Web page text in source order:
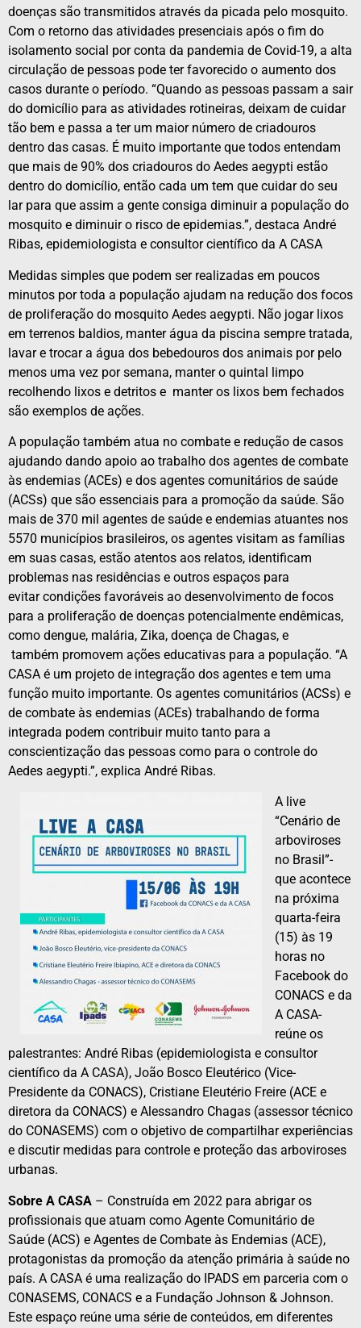
doenças são transmitidos através da picada pelo mosquito.
Com o retorno das atividades presenciais após o fim do
isolamento social por conta da pandemia de Covid-19, a alta
circulação de pessoas pode ter favorecido o aumento dos
casos durante o período. “Quando as pessoas passam a sair
do domicílio para as atividades rotineiras, deixam de cuidar
tão bem e passa a ter um maior número de criadouros
dentro das casas. É muito importante que todos entendam
que mais de 90% dos criadouros do Aedes aegypti estão
dentro do domicílio, então cada um tem que cuidar do seu
lar para que assim a gente consiga diminuir a população do
mosquito e diminuir o risco de epidemias.”, destaca André
Ribas, epidemiologista e consultor científico da A CASA
Medidas simples que podem ser realizadas em poucos
minutos por toda a população ajudam na redução dos focos
de proliferação do mosquito Aedes aegypti. Não jogar lixos
em terrenos baldios, manter água da piscina sempre tratada,
lavar e trocar a água dos bebedouros dos animais por pelo
menos uma vez por semana, manter o quintal limpo
recolhendo lixos e detritos e manter os lixos bem fechados
são exemplos de ações.
A população também atua no combate e redução de casos
ajudando dando apoio ao trabalho dos agentes de combate
às endemias (ACEs) e dos agentes comunitários de saúde
(ACSs) que são essenciais para a promoção da saúde. São
mais de 370 mil agentes de saúde e endemias atuantes nos
5570 municípios brasileiros, os agentes visitam as famílias
em suas casas, estão atentos aos relatos, identificam
problemas nas residências e outros espaços para
evitar condições favoráveis ao desenvolvimento de focos
para a proliferação de doenças potencialmente endêmicas,
como dengue, malária, Zika, doença de Chagas, e
também promovem ações educativas para a população. “A
CASA é um projeto de integração dos agentes e tem uma
função muito importante. Os agentes comunitários (ACSs) e
de combate às endemias (ACEs) trabalhando de forma
integrada podem contribuir muito tanto para a
conscientização das pessoas como para o controle do
Aedes aegypti.”, explica André Ribas.
A live
“Cenário de
arboviroses
no Brasil”-
que acontece
na próxima
quarta-feira
(15) às 19
horas no
Facebook do
CONACS e da
A CASA-
reúne os
palestrantes: André Ribas (epidemiologista e consultor
científico da A CASA), João Bosco Eleutérico (Vice-
Presidente da CONACS), Cristiane Eleutério Freire (ACE e
diretora da CONACS) e Alessandro Chagas (assessor técnico
do CONASEMS) com o objetivo de compartilhar experiências
e discutir medidas para controle e proteção das arboviroses
urbanas.
Sobre A CASA – Construída em 2022 para abrigar os
profissionais que atuam como Agente Comunitário de
Saúde (ACS) e Agentes de Combate às Endemias (ACE),
protagonistas da promoção da atenção primária à saúde no
país. A CASA é uma realização do IPADS em parceria com o
CONASEMS, CONACS e a Fundação Johnson & Johnson.
Este espaço reúne uma série de conteúdos, em diferentes